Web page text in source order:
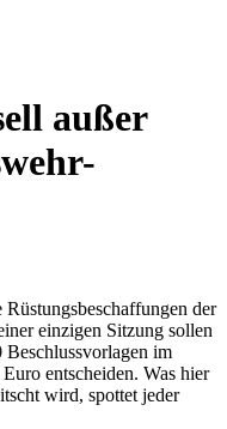
außer
der
einzigen Sitzung sollen
Beschlussvorlagen im
entscheiden. Was hier
wird, spottet jeder